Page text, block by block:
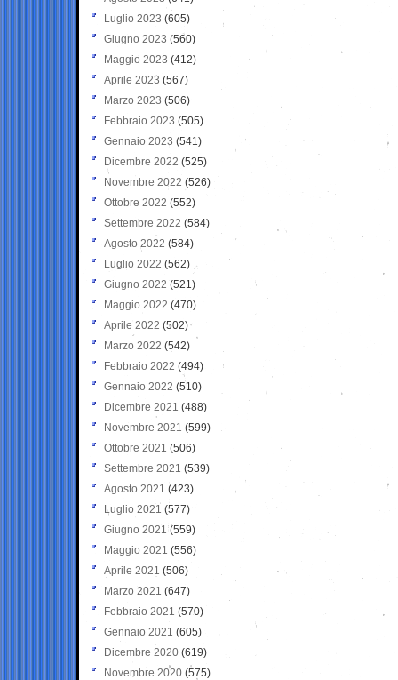
Luglio 2023 (605)
Giugno 2023 (560)
Maggio 2023 (412)
Aprile 2023 (567)
Marzo 2023 (506)
Febbraio 2023 (505)
Gennaio 2023 (541)
Dicembre 2022 (525)
Novembre 2022 (526)
Ottobre 2022 (552)
Settembre 2022 (584)
Agosto 2022 (584)
Luglio 2022 (562)
Giugno 2022 (521)
Maggio 2022 (470)
Aprile 2022 (502)
Marzo 2022 (542)
Febbraio 2022 (494)
Gennaio 2022 (510)
Dicembre 2021 (488)
Novembre 2021 (599)
Ottobre 2021 (506)
Settembre 2021 (539)
Agosto 2021 (423)
Luglio 2021 (577)
Giugno 2021(559)
Maggio 2021 (556)
Aprile 2021 (506)
Marzo 2021 (647)
Febbraio 2021 (570)
Gennaio 2021 (605)
Dicembre 2020 (619)
Novembre 2020 (575)